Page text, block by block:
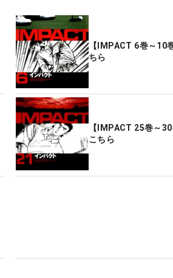
【IMPACT 6巻～10
ちら
【IMPACT 25巻～
こちら